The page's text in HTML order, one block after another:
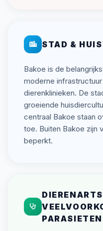
STAD &
Bakoe is de
moderne
dierenklinieken. De
groeiende
centraal Bakoe staan
toe. Buiten Bakoe zijn
beperkt.
PARASIETEN